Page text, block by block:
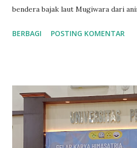
bendera bajak laut Mugiwara dari
Tapi kalau dipikir lebih dalam, ini
BERBAGI POSTING KOMENTAR